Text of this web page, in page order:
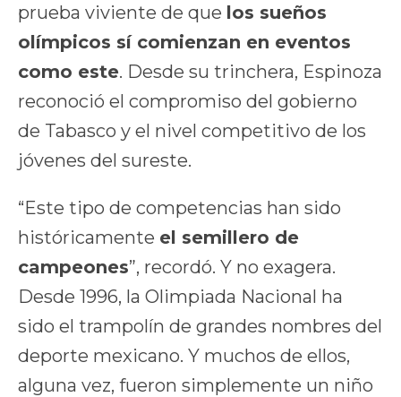
prueba viviente de que los sueños
olímpicos sí comienzan en eventos
como este. Desde su trinchera, Espinoza
reconoció el compromiso del gobierno
de Tabasco y el nivel competitivo de los
jóvenes del sureste.
“Este tipo de competencias han sido
históricamente el semillero de
campeones”, recordó. Y no exagera.
Desde 1996, la Olimpiada Nacional ha
sido el trampolín de grandes nombres del
deporte mexicano. Y muchos de ellos,
alguna vez, fueron simplemente un niño